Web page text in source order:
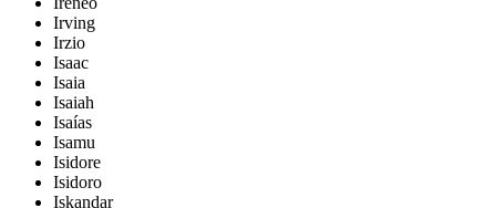
Irving
Irzio
Isaac
Isaia
Isaiah
Isaías
Isamu
Isidore
Isidoro
Iskandar